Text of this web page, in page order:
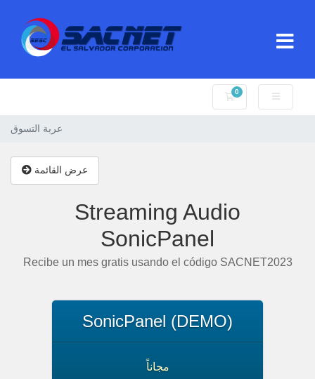
0
عربة التسوق
عربة التسوق
عرض القائمة
Streaming Audio
SonicPanel
Recibe un mes gratis usando el código SACNET2023
SonicPanel (DEMO)
مجاناً